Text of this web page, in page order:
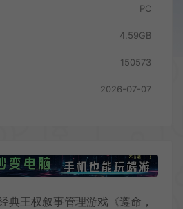
PC
4.59GB
150573
2026-07-07
典王权叙事管理游戏《遵命，